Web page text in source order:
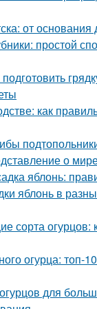
от
простой
как
о
яблонь:
яблонь в
сорта огурцов:
огурца: топ-
для